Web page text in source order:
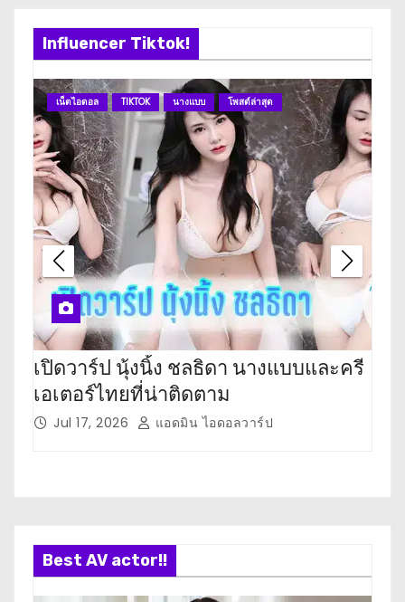
Influencer Tiktok!
เน็ตไอดอล TIKTOK นางแบบ โพสต์ล่าสุด
เปิดวาร์ป นุ้งนิ้ง ชลธิดา นางแบบและครี
เอเตอร์ไทยที่น่าติดตาม
Jul 17, 2026 แอดมิน ไอดอลวาร์ป
Best AV actor!!